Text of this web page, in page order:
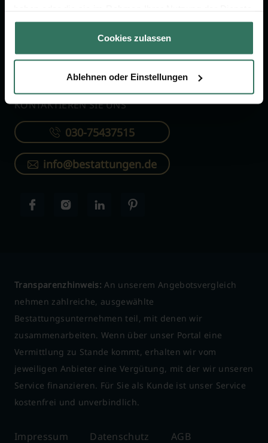
gesammelt haben.
Cookies zulassen
Ablehnen oder Einstellungen
KONTAKTIEREN SIE UNS
030-75437515
info@bestattungen.de
Transparenzhinweis: An unserem Angebotsvergleich
nehmen zahlreiche, ausgewählte
Bestattungsunternehmen teil, mit denen wir
zusammenarbeiten. Wenn über unser Portal eine
Vermittlung zu Stande kommt, erhalten wir vom
jeweiligen Anbieter eine Vergütung, mit der wir unseren
Service finanzieren. Für Sie als Kunde ist unser Service
kostenfrei und unverbindlich.
Impressum Datenschutz AGB